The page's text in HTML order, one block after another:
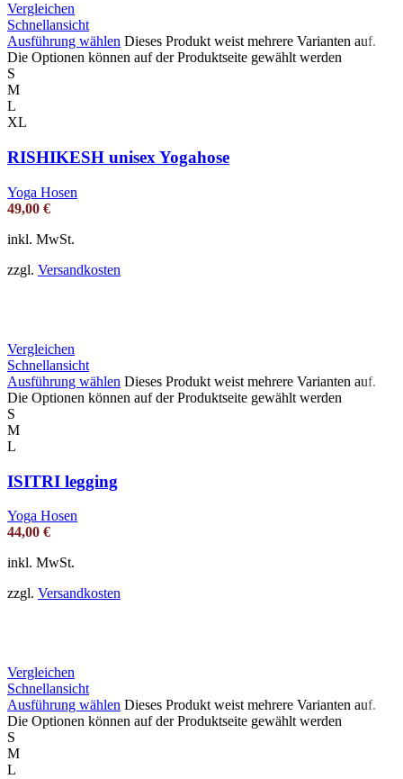
Vergleichen
Schnellansicht
Ausführung wählen Dieses Produkt weist mehrere Varianten auf.
Die Optionen können auf der Produktseite gewählt werden
S
M
L
XL
RISHIKESH unisex Yogahose
Yoga Hosen
49,00 €
inkl. MwSt.
zzgl. Versandkosten
Vergleichen
Schnellansicht
Ausführung wählen Dieses Produkt weist mehrere Varianten auf.
Die Optionen können auf der Produktseite gewählt werden
S
M
L
ISITRI legging
Yoga Hosen
44,00 €
inkl. MwSt.
zzgl. Versandkosten
Vergleichen
Schnellansicht
Ausführung wählen Dieses Produkt weist mehrere Varianten auf.
Die Optionen können auf der Produktseite gewählt werden
S
M
L